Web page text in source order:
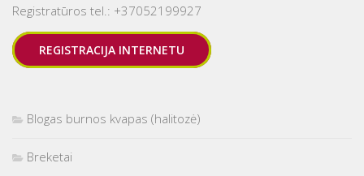
Registratūros tel.: +37052199927
REGISTRACIJA INTERNETU
Blogas burnos kvapas (halitozė)
Breketai